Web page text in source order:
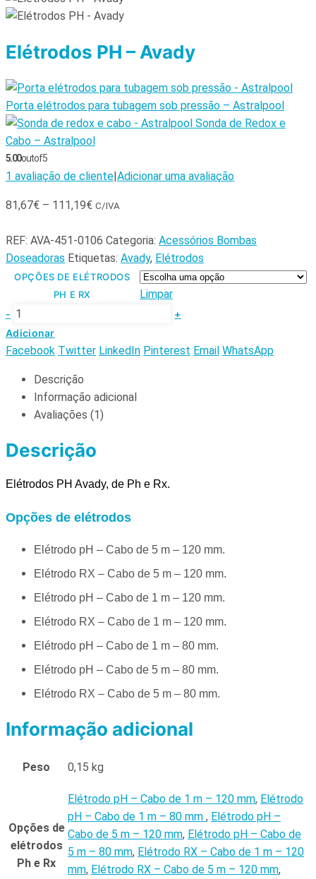
Elétrodos PH – Avady
Porta elétrodos para tubagem sob pressão – Astralpool
Sonda de Redox e
Cabo – Astralpool
5.00out of 5
1 avaliação de cliente|Adicionar uma avaliação
81,67€ – 111,19€ C/IVA
REF: AVA-451-0106 Categoria: Acessórios Bombas
Doseadoras Etiquetas: Avady, Elétrodos
OPÇÕES DE ELÉTRODOS
PH E RX
Limpar
-
+
Adicionar
Facebook Twitter LinkedIn Pinterest Email WhatsApp
Descrição
Informação adicional
Avaliações (1)
Descrição
Elétrodos PH Avady, de Ph e Rx.
Opções de elétrodos
Elétrodo pH – Cabo de 5 m – 120 mm.
Elétrodo RX – Cabo de 5 m – 120 mm.
Elétrodo pH – Cabo de 1 m – 120 mm.
Elétrodo RX – Cabo de 1 m – 120 mm.
Elétrodo pH – Cabo de 1 m – 80 mm.
Elétrodo pH – Cabo de 5 m – 80 mm.
Elétrodo RX – Cabo de 5 m – 80 mm.
Informação adicional
Peso 0,15 kg
Opções de
elétrodos
Ph e Rx
Elétrodo pH – Cabo de 1 m – 120 mm, Elétrodo
pH – Cabo de 1 m – 80 mm , Elétrodo pH –
Cabo de 5 m – 120 mm, Elétrodo pH – Cabo de
5 m – 80 mm, Elétrodo RX – Cabo de 1 m – 120
mm, Elétrodo RX – Cabo de 5 m – 120 mm,